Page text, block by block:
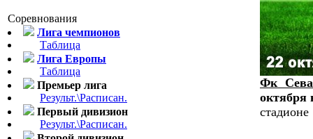
Соревнования
Лига чемпионов
Таблица
Лига Европы
Таблица
Премьер лига
Результ.\Расписан.
Первый дивизион
Результ.\Расписан.
Фк
октября